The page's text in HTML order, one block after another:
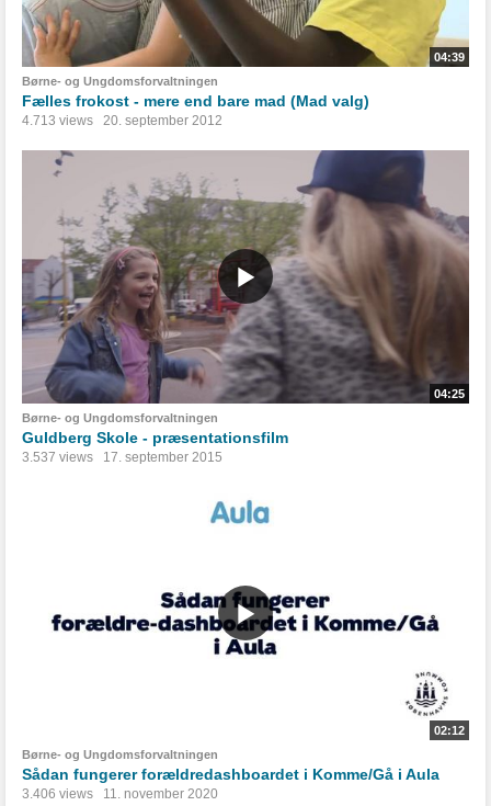
04:39
Børne- og Ungdomsforvaltningen
Fælles frokost - mere end bare mad (Mad valg)
4.713 views 20. september 2012
04:25
Børne- og Ungdomsforvaltningen
Guldberg Skole - præsentationsfilm
3.537 views 17. september 2015
02:12
Børne- og Ungdomsforvaltningen
Sådan fungerer forældredashboardet i Komme/Gå i Aula
3.406 views 11. november 2020